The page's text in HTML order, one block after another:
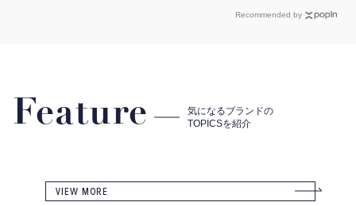
Recommended by
Feature
気になるブランドの
TOPICSを紹介
VIEW MORE